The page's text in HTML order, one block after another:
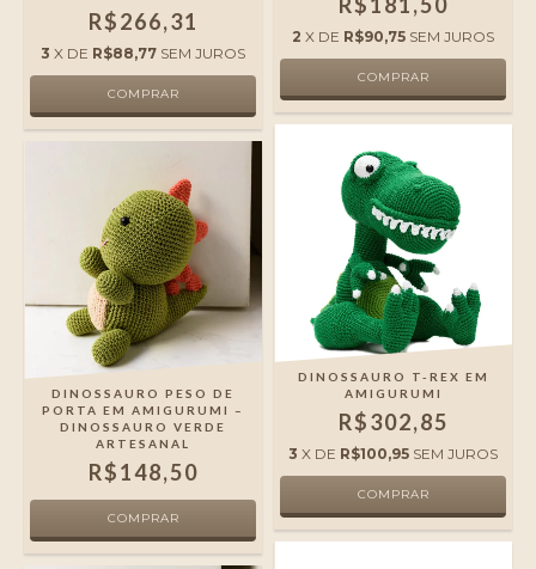
R$266,31
3 X DE R$88,77 SEM JUROS
2 X DE R$90,75 SEM JUROS
DINOSSAURO PESO DE
PORTA EM AMIGURUMI –
DINOSSAURO VERDE
ARTESANAL
R$148,50
DINOSSAURO T-REX EM
AMIGURUMI
R$302,85
3 X DE R$100,95 SEM JUROS